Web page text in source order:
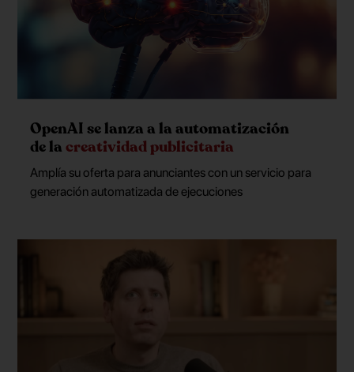
OpenAI se lanza a la automatización
de lacreatividad publicitaria
Amplía su oferta para anunciantes con un servicio para
generación automatizada de ejecuciones